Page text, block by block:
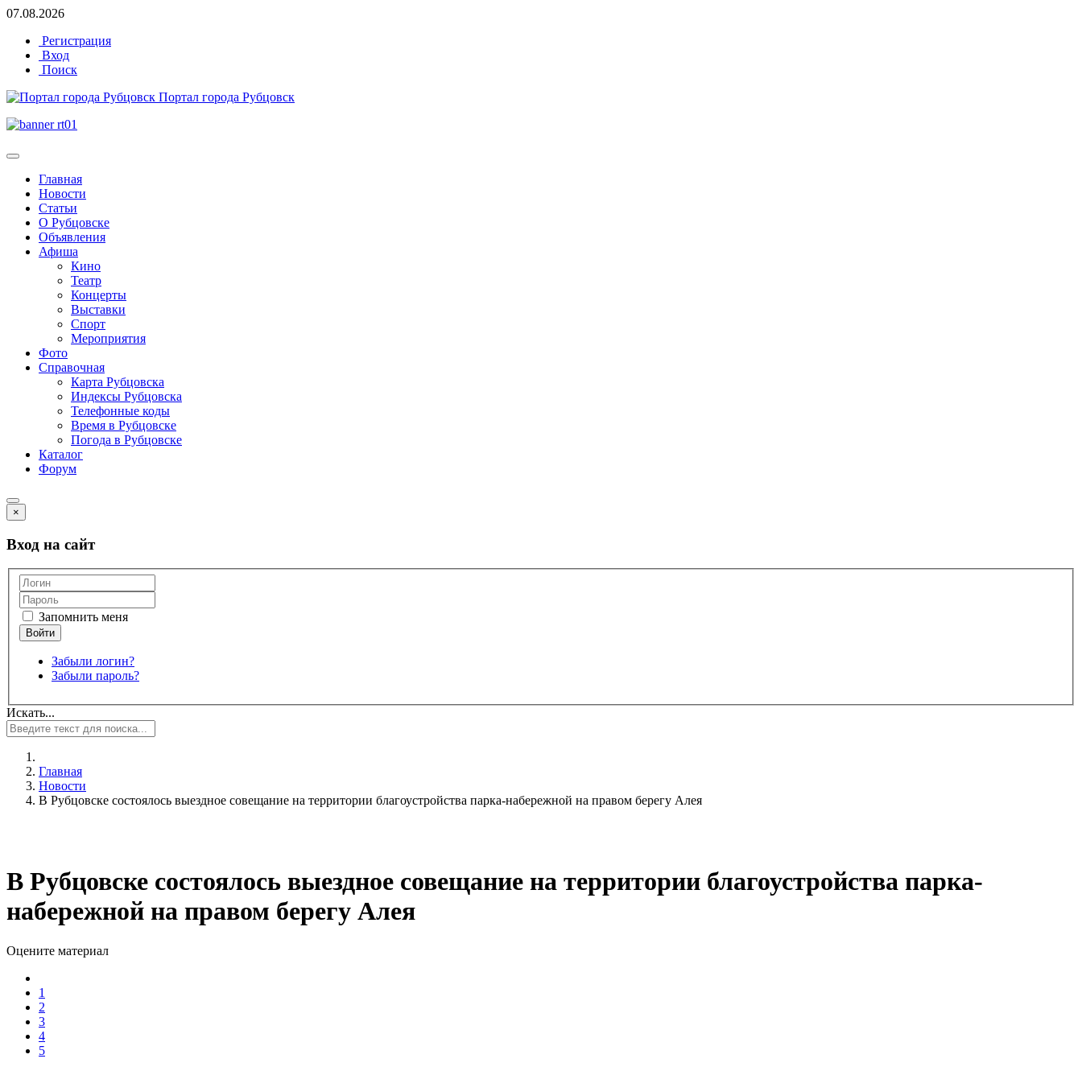
07.08.2026
Регистрация
Вход
Поиск
Портал города Рубцовск
Главная
Новости
Статьи
О Рубцовске
Объявления
Афиша
Кино
Театр
Концерты
Выставки
Спорт
Мероприятия
Фото
Справочная
Карта Рубцовска
Индексы Рубцовска
Телефонные коды
Время в Рубцовске
Погода в Рубцовске
Каталог
Форум
×
Вход на сайт
Запомнить меня
Забыли логин?
Забыли пароль?
Искать...
Главная
Новости
В Рубцовске состоялось выездное совещание на территории благоустройства парка-набережной на правом берегу Алея
В Рубцовске состоялось выездное совещание на территории благоустройства парка-
набережной на правом берегу Алея
Оцените материал
1
2
3
4
5